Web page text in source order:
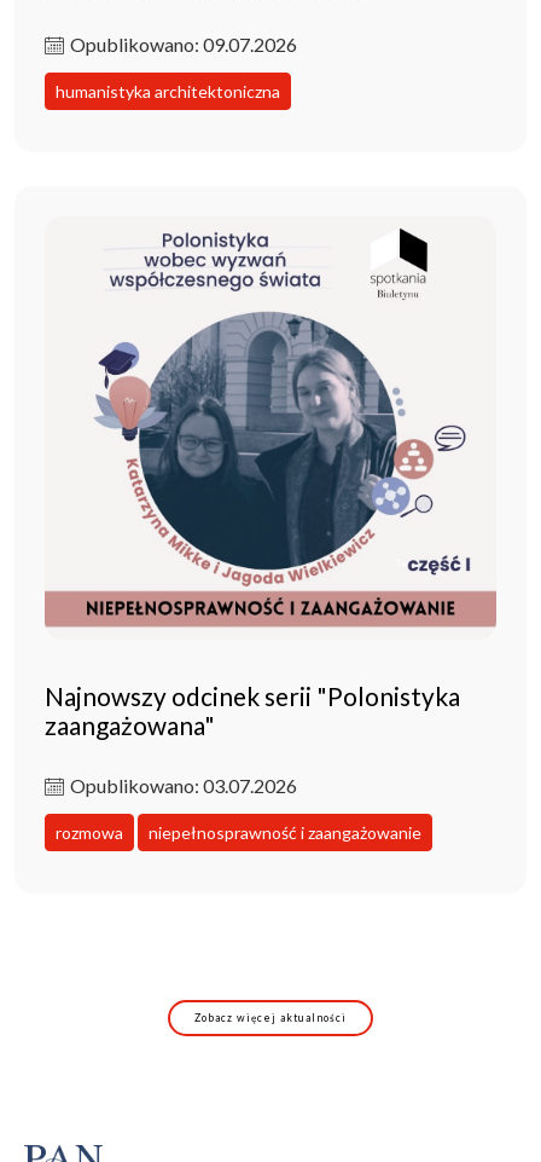
Opublikowano: 09.07.2026
humanistyka architektoniczna
Najnowszy odcinek serii "Polonistyka
zaangażowana"
Opublikowano: 03.07.2026
rozmowa niepełnosprawność i zaangażowanie
Zobacz więcej aktualności